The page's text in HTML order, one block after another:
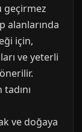
geçirmez
alanlarında
için,
ve yeterli
ve doğaya